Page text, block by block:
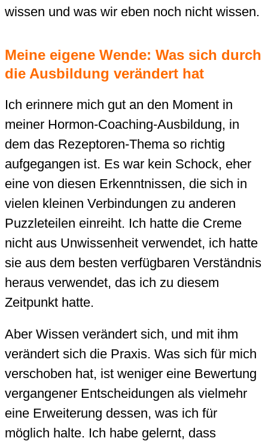
wissen und was wir eben noch nicht wissen.
Meine eigene Wende: Was sich durch
die Ausbildung verändert hat
Ich erinnere mich gut an den Moment in
meiner Hormon-Coaching-Ausbildung, in
dem das Rezeptoren-Thema so richtig
aufgegangen ist. Es war kein Schock, eher
eine von diesen Erkenntnissen, die sich in
vielen kleinen Verbindungen zu anderen
Puzzleteilen einreiht. Ich hatte die Creme
nicht aus Unwissenheit verwendet, ich hatte
sie aus dem besten verfügbaren Verständnis
heraus verwendet, das ich zu diesem
Zeitpunkt hatte.
Aber Wissen verändert sich, und mit ihm
verändert sich die Praxis. Was sich für mich
verschoben hat, ist weniger eine Bewertung
vergangener Entscheidungen als vielmehr
eine Erweiterung dessen, was ich für
möglich halte. Ich habe gelernt, dass